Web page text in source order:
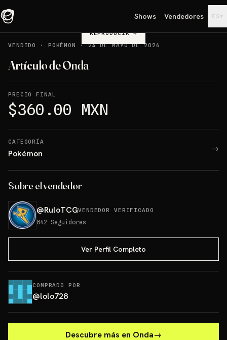
Shows Vendedores ES ▾
REPRODUCIR→
VENDIDO
· POKÉMON ·24 DE MAYO DE 2026
Artículo de Onda
PRECIO FINAL
$360.00 MXN
CATEGORÍA
Pokémon →
Sobre el vendedor
@RuloTCGVENDEDOR VERIFICADO
842 Seguidores
Ver Perfil Completo
COMPRADO POR
@lolo728
Descubre más en Onda→